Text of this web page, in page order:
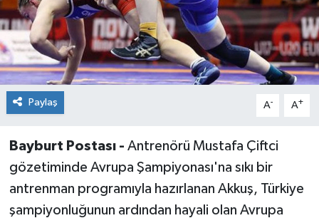
Paylaş A- A+
Bayburt Postası - Antrenörü Mustafa Çiftci
gözetiminde Avrupa Şampiyonası'na sıkı bir
antrenman programıyla hazırlanan Akkuş, Türkiye
şampiyonluğunun ardından hayali olan Avrupa